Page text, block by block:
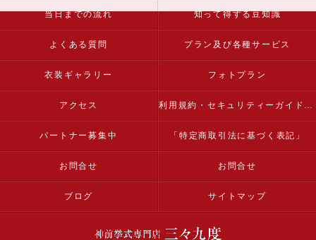
当日までの流れ 知って得する豆知識
よくある質問 プラン及び各種サービス
衣装ギャラリー フォトプラン
アクセス 利用規約・セキュリティーガイドライン
パートナー募集中 「特定商取引法に基づく表記」
お問合せ お問合せ
ブログ サイトマップ